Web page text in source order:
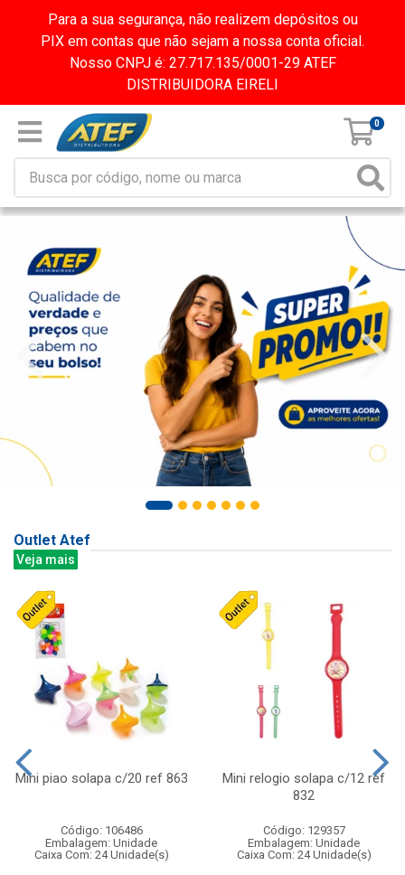
Para a sua segurança, não realizem depósitos ou
PIX em contas que não sejam a nossa conta oficial.
Nosso CNPJ é: 27.717.135/0001-29 ATEF
DISTRIBUIDORA EIRELI
0
Outlet Atef
Veja mais
Mini piao solapa c/20 ref 863
Código: 106486
Embalagem: Unidade
Caixa Com: 24 Unidade(s)
Mini relogio solapa c/12 ref
832
Código: 129357
Embalagem: Unidade
Caixa Com: 24 Unidade(s)